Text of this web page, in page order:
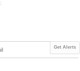
Get Alerts